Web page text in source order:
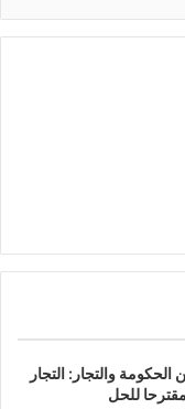
الحكومة والتجار: التجار
للحل